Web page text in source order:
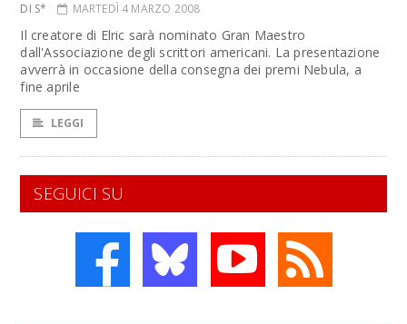
DI S* MARTEDÌ 4 MARZO 2008
Il creatore di Elric sarà nominato Gran Maestro
dall'Associazione degli scrittori americani. La presentazione
avverrà in occasione della consegna dei premi Nebula, a
fine aprile
LEGGI
SEGUICI SU